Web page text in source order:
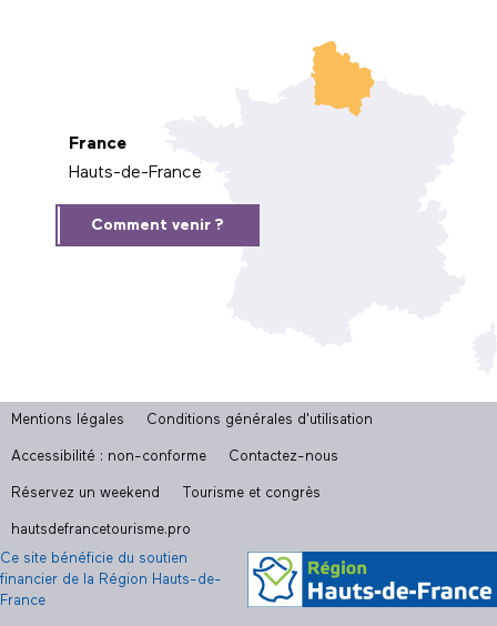
France
Hauts-de-France
Comment venir ?
Mentions légales Conditions générales d'utilisation
Accessibilité : non-conforme Contactez-nous
Réservez un weekend Tourisme et congrès
hautsdefrancetourisme.pro
Ce site bénéficie du soutien
financier de la Région Hauts-de-
France